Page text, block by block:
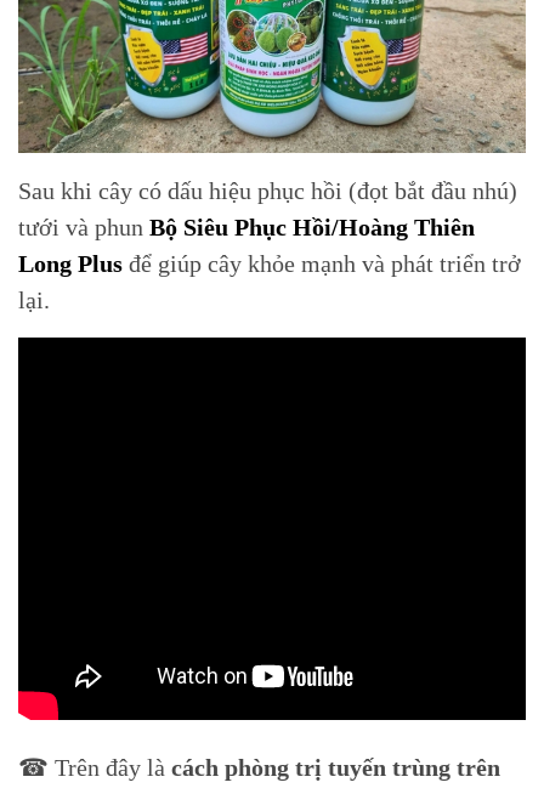
Sau khi cây có dấu hiệu phục hồi (đọt bắt đầu nhú)
tưới và phun Bộ Siêu Phục Hồi/Hoàng Thiên
Long Plus để giúp cây khỏe mạnh và phát triển trở
lại.
☎ Trên đây là cách phòng trị tuyến trùng trên